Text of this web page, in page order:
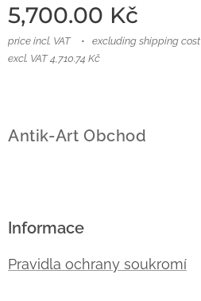
5,700.00 Kč
price incl. VAT
excluding shipping cost
excl. VAT 4,710.74 Kč
Antik-Art Obchod
Informace
Pravidla ochrany soukromí